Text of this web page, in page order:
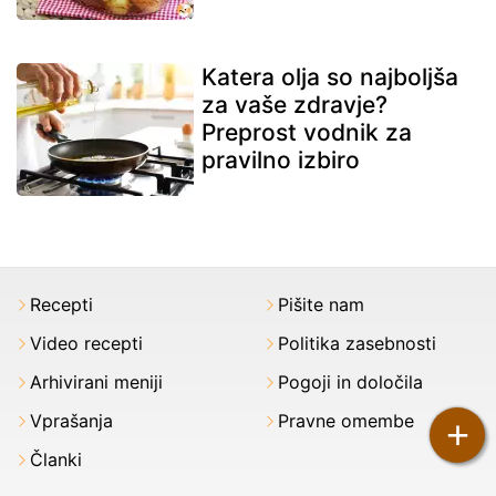
Katera olja so najboljša
za vaše zdravje?
Preprost vodnik za
pravilno izbiro
+
Recepti
Video recepti
Arhivirani meniji
Vprašanja
Članki
Pišite nam
Politika zasebnosti
Pogoji in določila
Pravne omembe